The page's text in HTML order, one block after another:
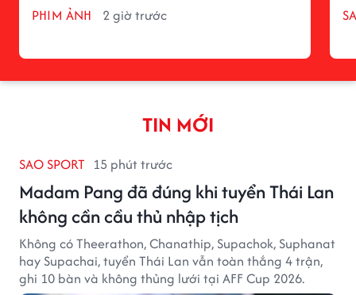
PHIM ẢNH 2 giờ trước
TIN MỚI
SAO SPORT 15 phút trước
Madam Pang đã đúng khi tuyển Thái Lan
không cần cầu thủ nhập tịch
Không có Theerathon, Chanathip, Supachok, Suphanat
hay Supachai, tuyển Thái Lan vẫn toàn thắng 4 trận,
ghi 10 bàn và không thủng lưới tại AFF Cup 2026.